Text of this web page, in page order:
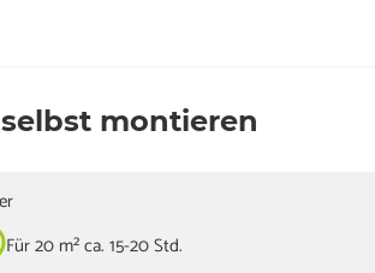
montieren
Für 20 m² ca. 15-20 Std.